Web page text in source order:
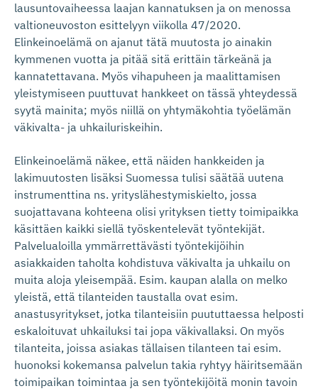
lausuntovaiheessa laajan kannatuksen ja on menossa
valtioneuvoston esittelyyn viikolla 47/2020.
Elinkeinoelämä on ajanut tätä muutosta jo ainakin
kymmenen vuotta ja pitää sitä erittäin tärkeänä ja
kannatettavana. Myös vihapuheen ja maalittamisen
yleistymiseen puuttuvat hankkeet on tässä yhteydessä
syytä mainita; myös niillä on yhtymäkohtia työelämän
väkivalta- ja uhkailuriskeihin.
Elinkeinoelämä näkee, että näiden hankkeiden ja
lakimuutosten lisäksi Suomessa tulisi säätää uutena
instrumenttina ns. yrityslähestymiskielto, jossa
suojattavana kohteena olisi yrityksen tietty toimipaikka
käsittäen kaikki siellä työskentelevät työntekijät.
Palvelualoilla ymmärrettävästi työntekijöihin
asiakkaiden taholta kohdistuva väkivalta ja uhkailu on
muita aloja yleisempää. Esim. kaupan alalla on melko
yleistä, että tilanteiden taustalla ovat esim.
anastusyritykset, jotka tilanteisiin puututtaessa helposti
eskaloituvat uhkailuksi tai jopa väkivallaksi. On myös
tilanteita, joissa asiakas tällaisen tilanteen tai esim.
huonoksi kokemansa palvelun takia ryhtyy häiritsemään
toimipaikan toimintaa ja sen työntekijöitä monin tavoin